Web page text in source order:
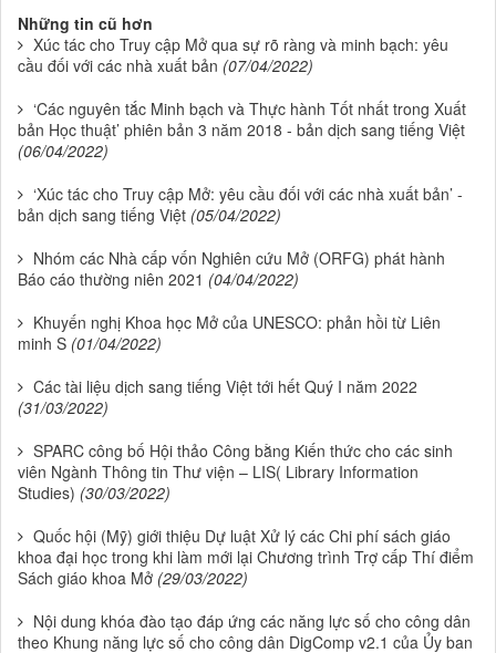
Những tin cũ hơn
Xúc tác cho Truy cập Mở qua sự rõ ràng và minh bạch: yêu
cầu đối với các nhà xuất bản (07/04/2022)
‘Các nguyên tắc Minh bạch và Thực hành Tốt nhất trong Xuất
bản Học thuật’ phiên bản 3 năm 2018 - bản dịch sang tiếng Việt
(06/04/2022)
‘Xúc tác cho Truy cập Mở: yêu cầu đối với các nhà xuất bản’ -
bản dịch sang tiếng Việt (05/04/2022)
Nhóm các Nhà cấp vốn Nghiên cứu Mở (ORFG) phát hành
Báo cáo thường niên 2021 (04/04/2022)
Khuyến nghị Khoa học Mở của UNESCO: phản hồi từ Liên
minh S (01/04/2022)
Các tài liệu dịch sang tiếng Việt tới hết Quý I năm 2022
(31/03/2022)
SPARC công bố Hội thảo Công bằng Kiến thức cho các sinh
viên Ngành Thông tin Thư viện – LIS( Library Information
Studies) (30/03/2022)
Quốc hội (Mỹ) giới thiệu Dự luật Xử lý các Chi phí sách giáo
khoa đại học trong khi làm mới lại Chương trình Trợ cấp Thí điểm
Sách giáo khoa Mở (29/03/2022)
Nội dung khóa đào tạo đáp ứng các năng lực số cho công dân
theo Khung năng lực số cho công dân DigComp v2.1 của Ủy ban